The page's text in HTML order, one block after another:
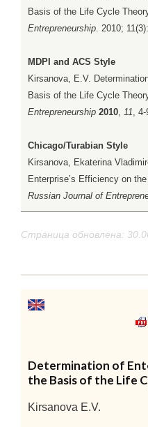
Basis of the Life Cycle
Entrepreneurship. 2010;
MDPI and ACS Style
Kirsanova, E.V.
Basis of the Life Cycle
Entrepreneurship 2010, 11, 4-
Chicago/Turabian Style
Kirsanova, Ekaterina
Enterprise’s Efficiency on
Russian Journal of
Страница обновлена:
Determination of
the Basis of the Life
Kirsanova E.V.